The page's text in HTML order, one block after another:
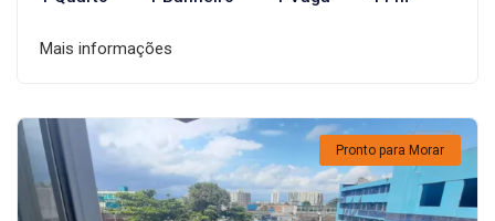
Mais informações
Pronto para Morar